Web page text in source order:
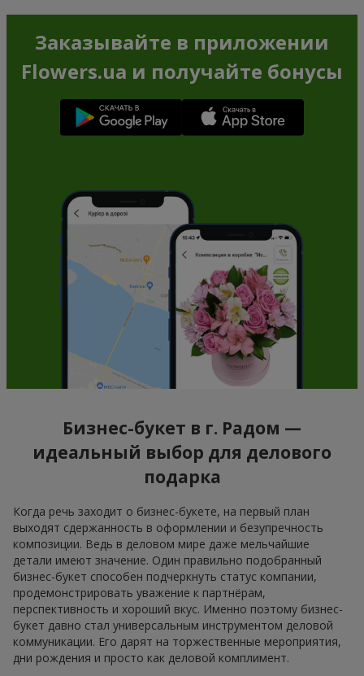
Заказывайте в приложении
Flowers.ua и получайте бонусы
Бизнес-букет в г. Радом —
идеальный выбор для делового
подарка
Когда речь заходит о бизнес-букете, на первый план
выходят сдержанность в оформлении и безупречность
композиции. Ведь в деловом мире даже мельчайшие
детали имеют значение. Один правильно подобранный
бизнес-букет способен подчеркнуть статус компании,
продемонстрировать уважение к партнёрам,
перспективность и хороший вкус. Именно поэтому бизнес-
букет давно стал универсальным инструментом деловой
коммуникации. Его дарят на торжественные мероприятия,
дни рождения и просто как деловой комплимент.